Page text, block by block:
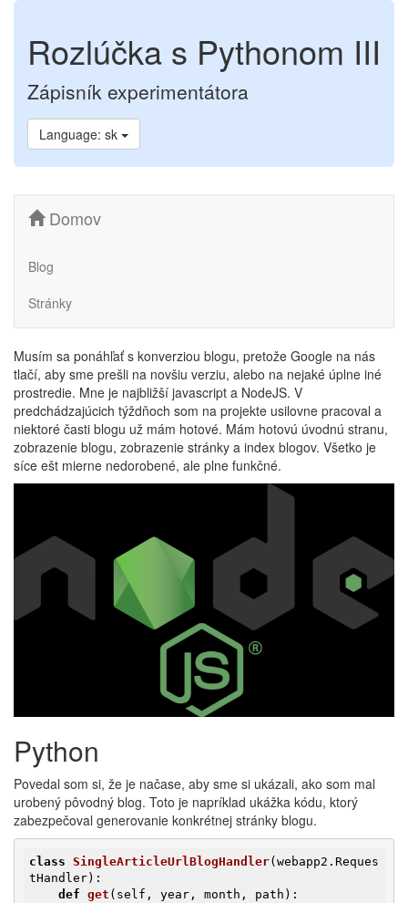
Rozlúčka s Pythonom III
Zápisník experimentátora
Language: sk
Domov
Blog
Stránky
Musím sa ponáhľať s konverziou blogu, pretože Google na nás
tlačí, aby sme prešli na novšiu verziu, alebo na nejaké úplne iné
prostredie. Mne je najbližší javascript a NodeJS. V
predchádzajúcich týždňoch som na projekte usilovne pracoval a
niektoré časti blogu už mám hotové. Mám hotovú úvodnú stranu,
zobrazenie blogu, zobrazenie stránky a index blogov. Všetko je
síce ešt mierne nedorobené, ale plne funkčné.
Python
Povedal som si, že je načase, aby sme si ukázali, ako som mal
urobený pôvodný blog. Toto je napríklad ukážka kódu, ktorý
zabezpečoval generovanie konkrétnej stránky blogu.
class SingleArticleUrlBlogHandler(webapp2.Reques
tHandler) :
def get (self, year, month, path) :